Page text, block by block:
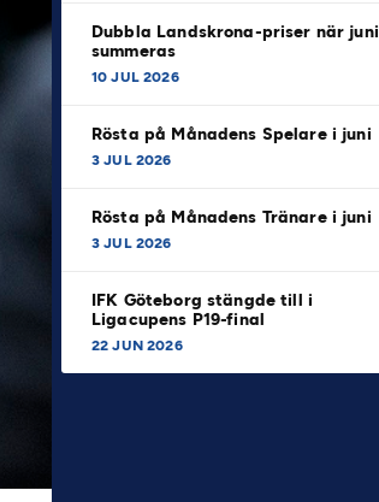
Dubbla Landskrona-priser när juni
summeras
10 JUL 2026
Rösta på Månadens Spelare i juni
3 JUL 2026
Rösta på Månadens Tränare i juni
3 JUL 2026
IFK Göteborg stängde till i
Ligacupens P19-final
22 JUN 2026